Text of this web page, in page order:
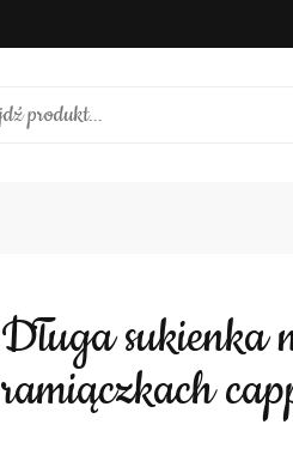
Długa sukienka na cienkich
ramiączkach